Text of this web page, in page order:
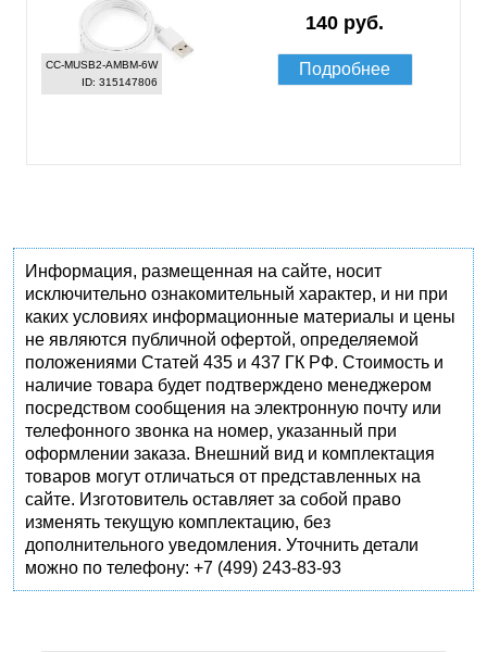
CC-MUSB2-AMBM-6W
ID: 315147806
140 руб.
Подробнее
Информация, размещенная на сайте, носит
исключительно ознакомительный характер, и ни при
каких условиях информационные материалы и цены
не являются публичной офертой, определяемой
положениями Статей 435 и 437 ГК РФ. Стоимость и
наличие товара будет подтверждено менеджером
посредством сообщения на электронную почту или
телефонного звонка на номер, указанный при
оформлении заказа. Внешний вид и комплектация
товаров могут отличаться от представленных на
сайте. Изготовитель оставляет за собой право
изменять текущую комплектацию, без
дополнительного уведомления. Уточнить детали
можно по телефону: +7 (499) 243-83-93